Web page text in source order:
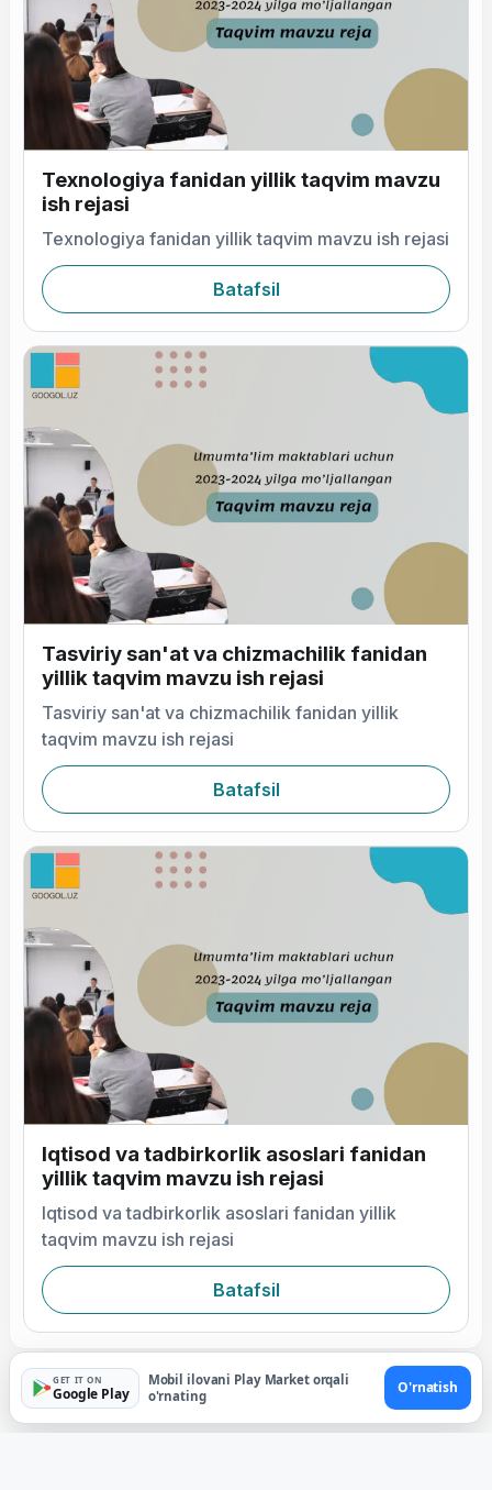
Texnologiya fanidan yillik taqvim mavzu
ish rejasi
Texnologiya fanidan yillik taqvim mavzu ish rejasi
Batafsil
Tasviriy san'at va chizmachilik fanidan
yillik taqvim mavzu ish rejasi
Tasviriy san'at va chizmachilik fanidan yillik
taqvim mavzu ish rejasi
Batafsil
Iqtisod va tadbirkorlik asoslari fanidan
yillik taqvim mavzu ish rejasi
Iqtisod va tadbirkorlik asoslari fanidan yillik
taqvim mavzu ish rejasi
Batafsil
GET IT ON
Google Play
Mobil ilovani Play Market orqali
o'rnating
O'rnatish